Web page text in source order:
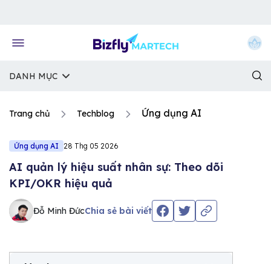
DANH MỤC
Trang chủ Techblog Ứng dụng AI
Ứng dụng AI 28 Thg 05 2026
AI quản lý hiệu suất nhân sự: Theo dõi
KPI/OKR hiệu quả
Đỗ Minh ĐứcChia sẻ bài viết